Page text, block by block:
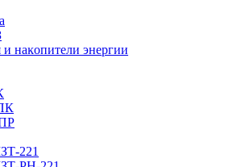
наĸопители энергии
221